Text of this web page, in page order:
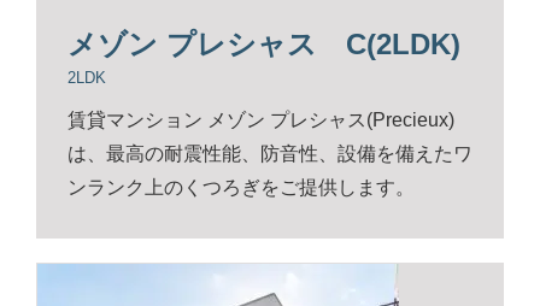
メゾン プレシャス C(2LDK)
2LDK
賃貸マンション メゾン プレシャス(Precieux)
は、最高の耐震性能、防音性、設備を備えたワ
ンランク上のくつろぎをご提供します。